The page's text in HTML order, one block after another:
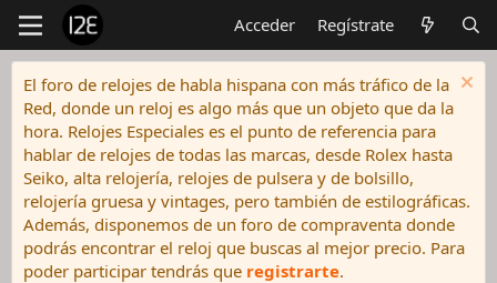
Acceder Regístrate
El foro de relojes de habla hispana con más tráfico de la
Red, donde un reloj es algo más que un objeto que da la
hora. Relojes Especiales es el punto de referencia para
hablar de relojes de todas las marcas, desde Rolex hasta
Seiko, alta relojería, relojes de pulsera y de bolsillo,
relojería gruesa y vintages, pero también de estilográficas.
Además, disponemos de un foro de compraventa donde
podrás encontrar el reloj que buscas al mejor precio. Para
poder participar tendrás que registrarte.